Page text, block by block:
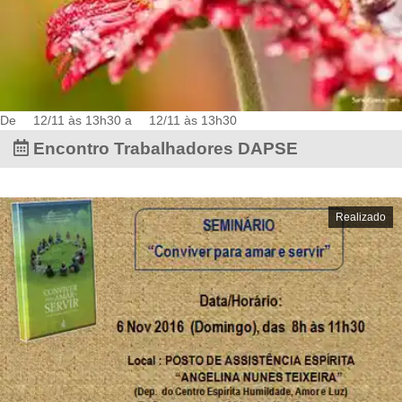
De 12/11 às 13h30 a 12/11 às 13h30
Encontro Trabalhadores DAPSE
Realizado